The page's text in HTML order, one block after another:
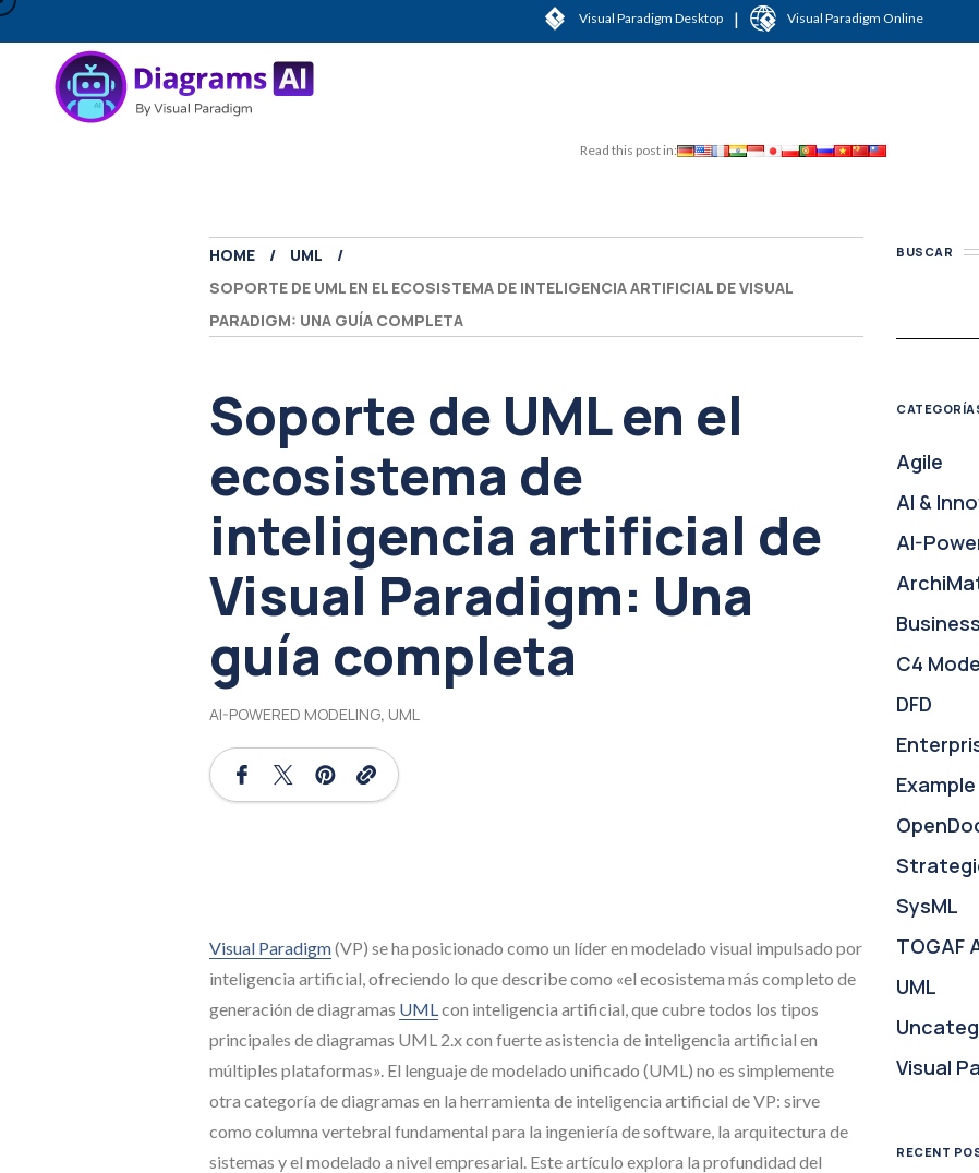
Visual Paradigm Desktop | Visual Paradigm Online
Read this post in:
HOME
UML
SOPORTE DE UML EN EL ECOSISTEMA DE INTELIGENCIA ARTIFICIAL DE VISUAL
PARADIGM: UNA GUÍA COMPLETA
Soporte de UML en el
ecosistema de
inteligencia artificial de
Visual Paradigm: Una
guía completa
AI-POWERED MODELING, UML
Visual Paradigm(VP) se ha posicionado como un líder en modelado visual impulsado por
inteligencia artificial, ofreciendo lo que describe como «el ecosistema más completo de
generación de diagramas UMLcon inteligencia artificial, que cubre todos los tipos
principales de diagramas UML 2.x con fuerte asistencia de inteligencia artificial en
múltiples plataformas». El lenguaje de modelado unificado (UML) no es simplemente
otra categoría de diagramas en la herramienta de inteligencia artificial de VP: sirve
como columna vertebral fundamental para la ingeniería de software, la arquitectura de
sistemas y el modelado a nivel empresarial. Este artículo explora la profundidad del
BUSCAR
Agile
AI &
AI-
C4
DFD
Example
SysML
TOGAF
UML
Visual
RECENT